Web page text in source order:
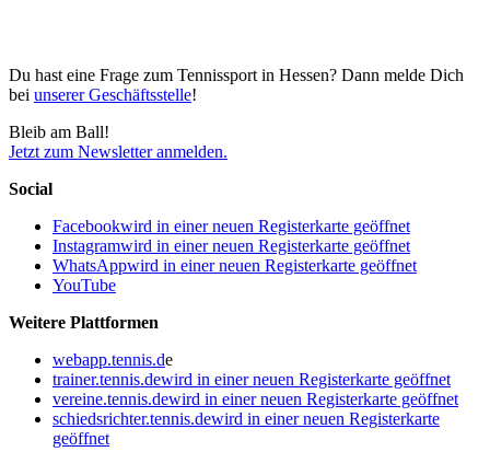
Du hast eine Frage zum Tennissport in Hessen? Dann melde Dich
bei unserer Geschäftsstelle!
Bleib am Ball!
Jetzt zum Newsletter anmelden.
Social
Facebookwird in einer neuen Registerkarte geöffnet
Instagramwird in einer neuen Registerkarte geöffnet
WhatsAppwird in einer neuen Registerkarte geöffnet
YouTube
Weitere Plattformen
webapp.tennis.de
trainer.tennis.dewird in einer neuen Registerkarte geöffnet
vereine.tennis.dewird in einer neuen Registerkarte geöffnet
schiedsrichter.tennis.dewird in einer neuen Registerkarte
geöffnet